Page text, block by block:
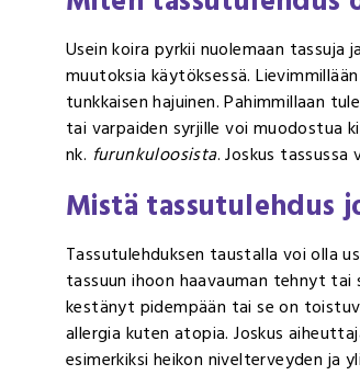
Usein koira pyrkii nuolemaan
muutoksia käytöksessä.
tunkkaisen hajuinen. Pahimmillaan
tai varpaiden syrjille voi muodostua
nk. furunkuloosista. Joskus
Mistä tassutulehdus
Tassutulehduksen taustalla voi olla
tassuun ihoon haavauman tehnyt
kestänyt pidempään tai se on
allergia kuten atopia. Joskus
esimerkiksi heikon nivelterveyden ja